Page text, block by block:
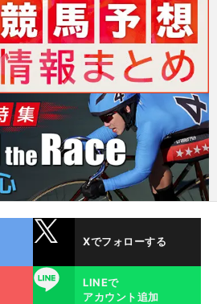
Xでフォローする
LINE
LINEで
アカウント追加